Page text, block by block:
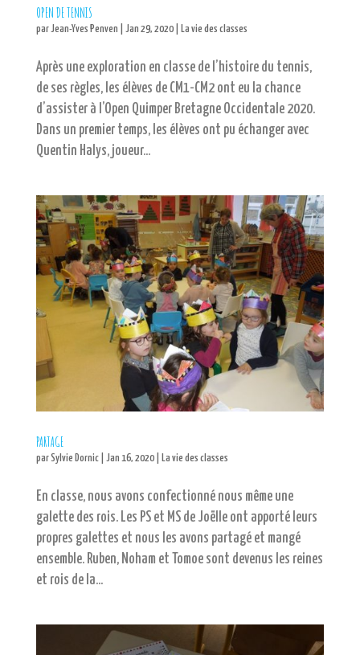
OPEN DE TENNIS
parJean-Yves Penven Jan 29, 2020| La vie des classes
Après une exploration en classe de l’histoire du tennis,
de ses règles, les élèves de CM1-CM2 ont eu la chance
d’assister à l’Open Quimper Bretagne Occidentale 2020.
Dans un premier temps, les élèves ont pu échanger avec
Quentin Halys, joueur...
PARTAGE
parSylvie Dornic| Jan 16, 2020| La vie des classes
En classe, nous avons confectionné nous même une
galette des rois. Les PS et MS de Joëlle ont apporté leurs
propres galettes et nous les avons partagé et mangé
ensemble. Ruben, Noham et Tomoe sont devenus les reines
et rois de la...